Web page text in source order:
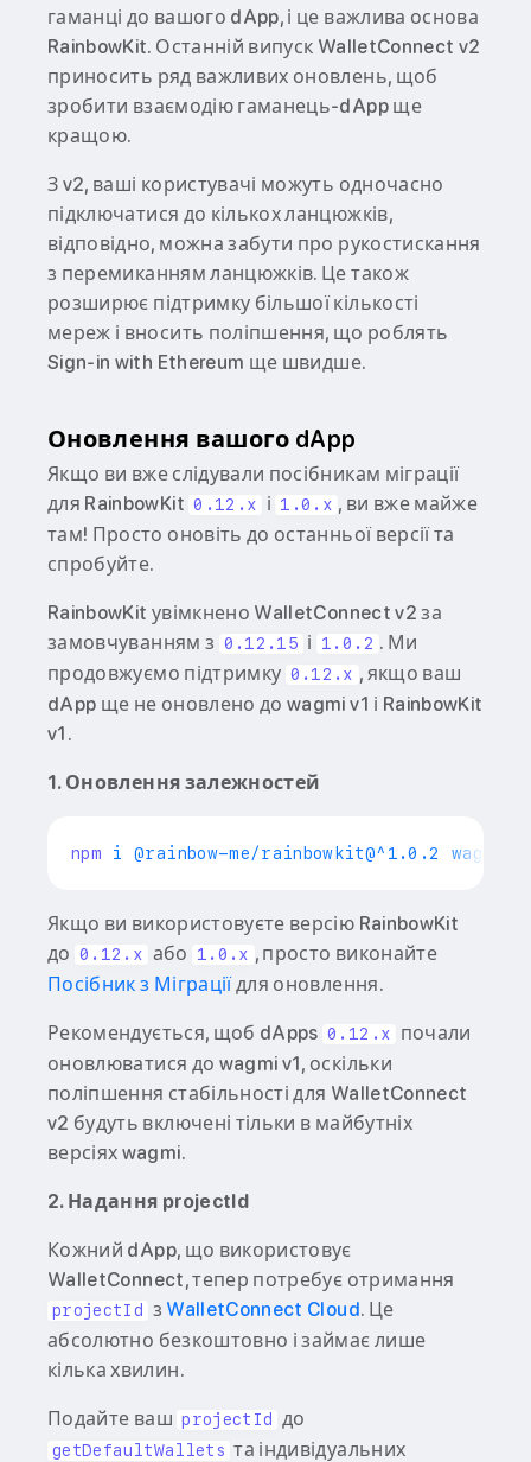
гаманці до вашого dApp, і це важлива основа
RainbowKit. Останній випуск WalletConnect v2
приносить ряд важливих оновлень, щоб
зробити взаємодію гаманець-dApp ще
кращою.
З v2, ваші користувачі можуть одночасно
підключатися до кількох ланцюжків,
відповідно, можна забути про рукостискання
з перемиканням ланцюжків. Це також
розширює підтримку більшої кількості
мереж і вносить поліпшення, що роблять
Sign-in with Ethereum ще швидше.
Оновлення вашого dApp
Якщо ви вже слідували посібникам міграції
для RainbowKit 0.12.x і 1.0.x , ви вже майже
там! Просто оновіть до останньої версії та
спробуйте.
RainbowKit увімкнено WalletConnect v2 за
замовчуванням з 0.12.15 і 1.0.2 . Ми
продовжуємо підтримку 0.12.x , якщо ваш
dApp ще не оновлено до wagmi v1 і RainbowKit
v1.
1. Оновлення залежностей
npm
Якщо ви використовуєте версію RainbowKit
до 0.12.x або 1.0.x , просто виконайте
Посібник з Міграціїдля оновлення.
Рекомендується, щоб dApps 0.12.x
почали
оновлюватися до wagmi v1, оскільки
поліпшення стабільності для WalletConnect
v2 будуть включені тільки в майбутніх
версіях wagmi.
2. Надання projectId
Кожний dApp, що використовує
WalletConnect, тепер потребує отримання
projectId з WalletConnect Cloud. Це
абсолютно безкоштовно і займає лише
кілька хвилин.
Подайте ваш projectId до
getDefaultWallets та індивідуальних